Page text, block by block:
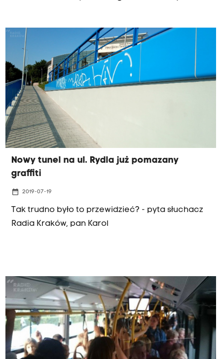
Nowy tunel na ul. Rydla już pomazany
graffiti
date_range 2019-07-19
Tak trudno było to przewidzieć? - pyta słuchacz
Radia Kraków, pan Karol